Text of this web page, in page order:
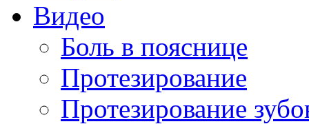
Видео
Боль в пояснице
Протезирование
Протезирование